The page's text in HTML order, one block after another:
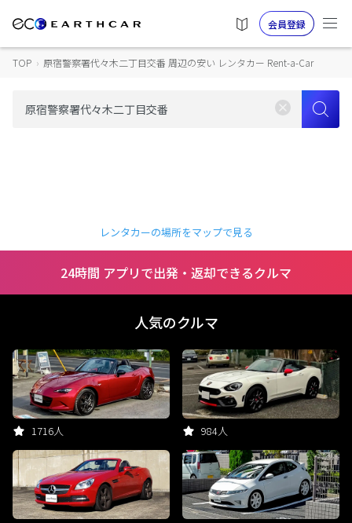
会員登録
TOP › 原宿警察署代々木二丁目交番 周辺の安い レンタカー Rent-a-Car
レンタカーの場所をマップで見る
24時間 アプリで出発・返却できるクルマ
人気のクルマ
1716人 984人